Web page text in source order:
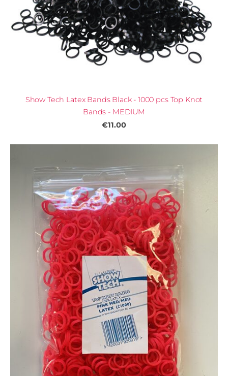
Show Tech Latex Bands Black - 1000 pcs Top Knot
Bands - MEDIUM
€11.00